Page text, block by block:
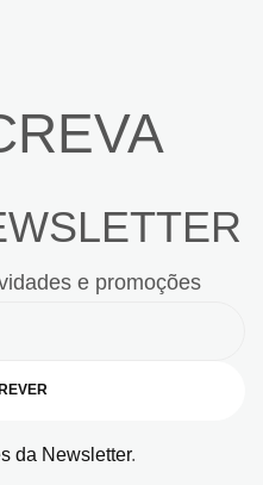
e promoções
da Newsletter.